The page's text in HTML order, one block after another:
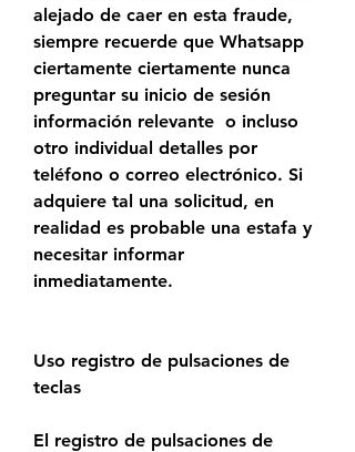
alejado de caer en esta fraude,
siempre recuerde que Whatsapp
ciertamente ciertamente nunca
preguntar su inicio de sesión
información relevante  o incluso
otro individual detalles por
teléfono o correo electrónico. Si
adquiere tal una solicitud, en
realidad es probable una estafa y
necesitar informar
inmediatamente.
Uso registro de pulsaciones de
teclas
El registro de pulsaciones de